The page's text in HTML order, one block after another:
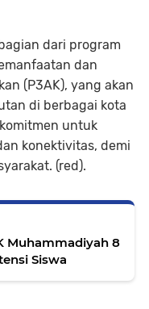
dari program
dan
(P3AK), yang akan
di berbagai kota
untuk
konektivitas, demi
(red).
Muhammadiyah 8
Siswa